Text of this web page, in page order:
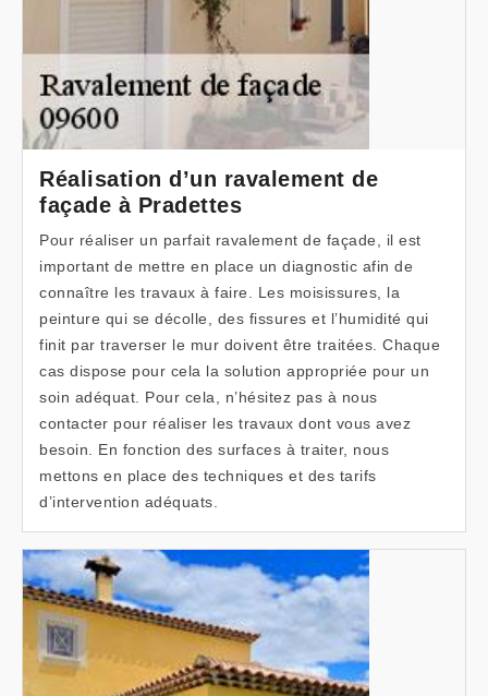
Réalisation d’un ravalement de
façade à Pradettes
Pour réaliser un parfait ravalement de façade, il est
important de mettre en place un diagnostic afin de
connaître les travaux à faire. Les moisissures, la
peinture qui se décolle, des fissures et l’humidité qui
finit par traverser le mur doivent être traitées. Chaque
cas dispose pour cela la solution appropriée pour un
soin adéquat. Pour cela, n’hésitez pas à nous
contacter pour réaliser les travaux dont vous avez
besoin. En fonction des surfaces à traiter, nous
mettons en place des techniques et des tarifs
d’intervention adéquats.